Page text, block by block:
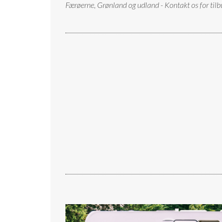
Færøerne, Grønland og udland - Kontakt os for